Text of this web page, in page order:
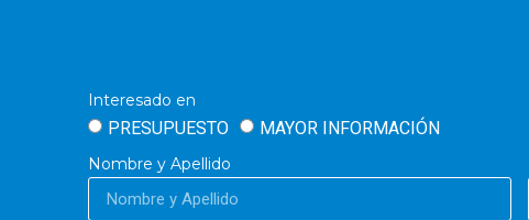
Interesado en
PRESUPUESTO MAYOR INFORMACIÓN
Nombre y Apellido